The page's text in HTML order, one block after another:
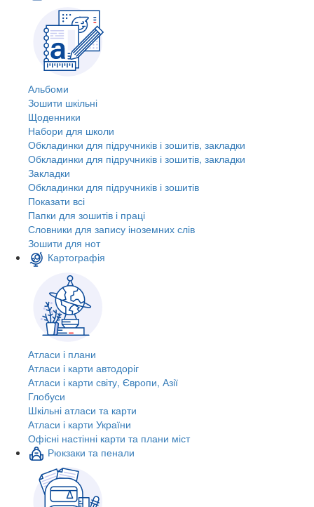
Альбоми
Зошити шкільні
Щоденники
Набори для школи
Обкладинки для підручників і зошитів, закладки
Обкладинки для підручників і зошитів, закладки
Закладки
Обкладинки для підручників і зошитів
Показати всі
Папки для зошитів і праці
Словники для запису іноземних слів
Зошити для нот
Картографія
Атласи і плани
Атласи і карти автодоріг
Атласи і карти світу, Європи, Азії
Глобуси
Шкільні атласи та карти
Атласи і карти України
Офісні настінні карти та плани міст
Рюкзаки та пенали